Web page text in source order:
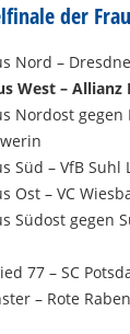
der
Nord –
West –
Nordost gegen
Süd – VfB Suhl
Ost – VC
Südost gegen
77 – SC
– Rote